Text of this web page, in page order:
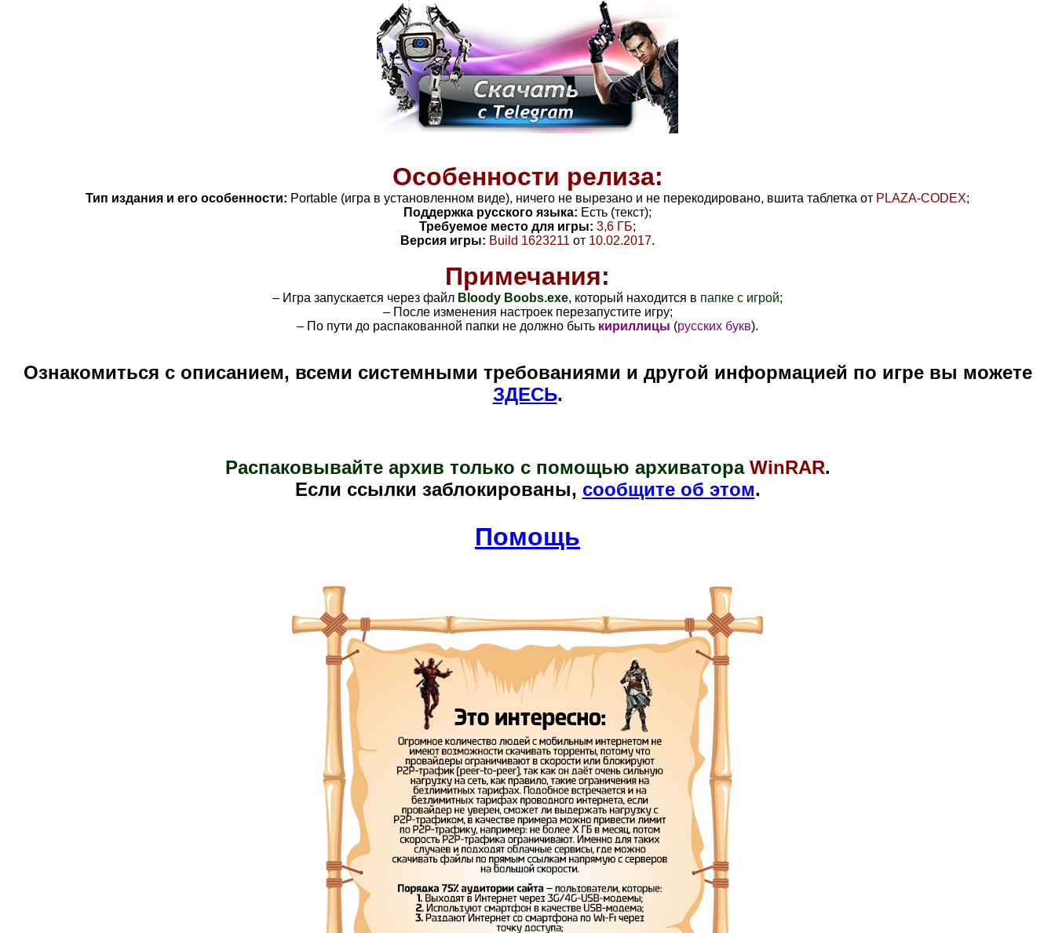
Особенности релиза:
Тип издания и его особенности: Portable (игра в установленном виде), ничего не вырезано и не перекодировано, вшита таблетка от PLAZA-CODEX;
Поддержка русского языка: Есть (текст);
Требуемое место для игры: 3,6 ГБ;
Версия игры: Build 1623211 от 10.02.2017.
Примечания:
– Игра запускается через файл Bloody Boobs.exe, который находится в папке с игрой;
– После изменения настроек перезапустите игру;
– По пути до распакованной папки не должно быть кириллицы (русских букв).
Ознакомиться с описанием, всеми системными требованиями и другой информацией по игре вы можете
ЗДЕСЬ.
Распаковывайте архив только с помощью архиватора WinRAR.
Если ссылки заблокированы, сообщите об этом.
Помощь